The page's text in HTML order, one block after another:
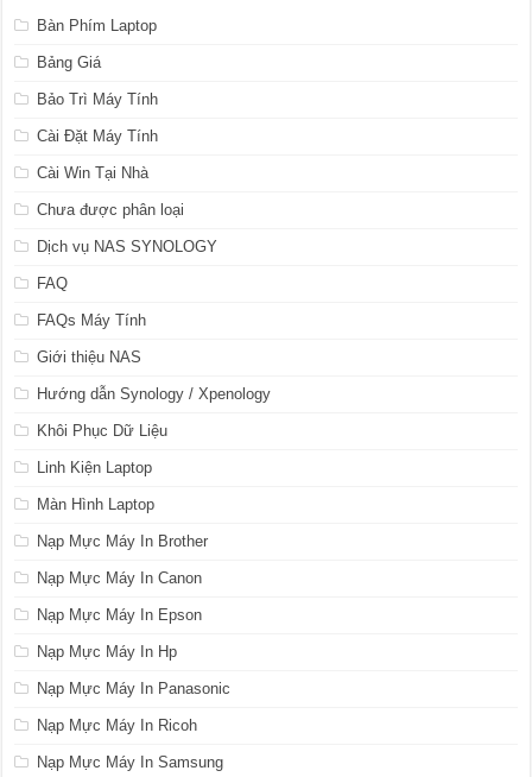
Bàn Phím Laptop
Bảng Giá
Bảo Trì Máy Tính
Cài Đặt Máy Tính
Cài Win Tại Nhà
Chưa được phân loại
Dịch vụ NAS SYNOLOGY
FAQ
FAQs Máy Tính
Giới thiệu NAS
Hướng dẫn Synology / Xpenology
Khôi Phục Dữ Liệu
Linh Kiện Laptop
Màn Hình Laptop
Nạp Mực Máy In Brother
Nạp Mực Máy In Canon
Nạp Mực Máy In Epson
Nạp Mực Máy In Hp
Nạp Mực Máy In Panasonic
Nạp Mực Máy In Ricoh
Nạp Mực Máy In Samsung